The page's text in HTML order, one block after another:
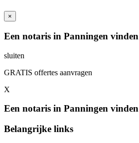
×
Een notaris in Panningen vinden
sluiten
GRATIS offertes aanvragen
X
Een notaris in Panningen vinden
Belangrijke links